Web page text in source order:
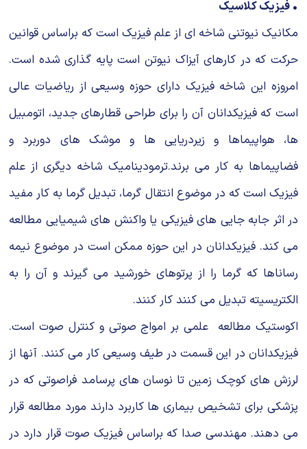
• فیزیک کلاسیک
مکانیک نیوتنى شاخه اى از علم فیزیک است که براساس قوانین
حرکت که در کارهاى آیزاک نیوتن است پایه گذارى شده است.
امروزه این شاخه فیزیک داراى حوزه وسیعى از ریاضیات عالى
است که فیزیکدانان آن را براى طراحى قطارهاى جدید، اتومبیل
ها، هواپیماها و زیردریایى ها و موشک هاى دوربرد و
فضاپیماها به کار مى برند.ترمودینامیک شاخه دیگرى از علم
فیزیک است که در موضوع انتقال گرما، تبدیل گرما به کار مفید
در اثر جابه جایى هاى فیزیکى یا واکنش هاى شیمیایى مطالعه
مى کند. فیزیکدانان در این حوزه ممکن است در موضوع نیمه
رساناها که گرما را از پرتوهاى خورشید مى گیرند و آن را به
الکتریسیته تبدیل مى کنند کار کنند.
اکوستیک مطالعه علمى بر امواج صوتى و کنترل صوت است.
فیزیکدانان در این قسمت در طیف وسیعى کار مى کنند. آنها از
لرزش هاى کوچک زمین تا نوسان هاى پرسامد فراصوتى که در
پزشکى براى تشخیص بیمارى ها کاربرد دارند مورد مطالعه قرار
مى دهند. مهندسى صدا که براساس فیزیک صوت قرار دارد در